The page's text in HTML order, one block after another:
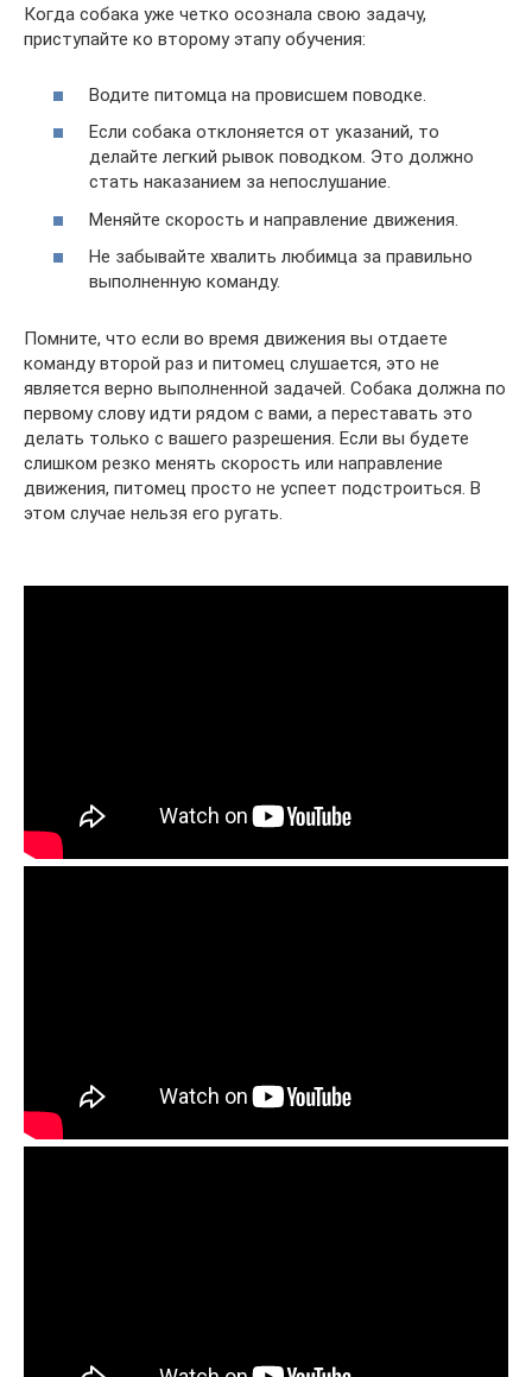
Когда собака уже четко осознала свою задачу,
приступайте ко второму этапу обучения:
Водите питомца на провисшем поводке.
Если собака отклоняется от указаний, то
делайте легкий рывок поводком. Это должно
стать наказанием за непослушание.
Меняйте скорость и направление движения.
Не забывайте хвалить любимца за правильно
выполненную команду.
Помните, что если во время движения вы отдаете
команду второй раз и питомец слушается, это не
является верно выполненной задачей. Собака должна по
первому слову идти рядом с вами, а переставать это
делать только с вашего разрешения. Если вы будете
слишком резко менять скорость или направление
движения, питомец просто не успеет подстроиться. В
этом случае нельзя его ругать.